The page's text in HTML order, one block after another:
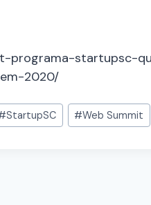
programa-startupsc-
2020/
StartupSC #Web Summit